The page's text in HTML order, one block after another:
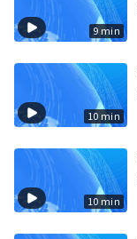
9 min
10 min
10 min